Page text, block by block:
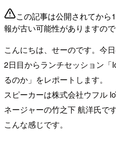
この記事は公開されてか
報が古い可能性がありますので
こんにちは、せーのです。今
2日目からランチセッション「
るのか」をレポートします。
スピーカーは株式会社ウフル
ネージャーの竹之下 航洋氏で
こんな感じです。